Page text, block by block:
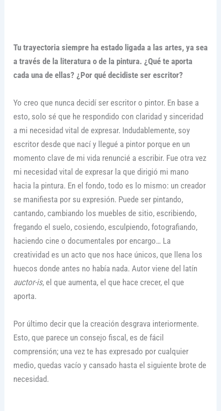
Tu trayectoria siempre ha estado ligada a las artes, ya sea
a través de la literatura o de la pintura. ¿Qué te aporta
cada una de ellas? ¿Por qué decidiste ser escritor?
Yo creo que nunca decidí ser escritor o pintor. En base a
esto, solo sé que he respondido con claridad y sinceridad
a mi necesidad vital de expresar. Indudablemente, soy
escritor desde que nací y llegué a pintor porque en un
momento clave de mi vida renuncié a escribir. Fue otra vez
mi necesidad vital de expresar la que dirigió mi mano
hacia la pintura. En el fondo, todo es lo mismo: un creador
se manifiesta por su expresión. Puede ser pintando,
cantando, cambiando los muebles de sitio, escribiendo,
fregando el suelo, cosiendo, esculpiendo, fotografiando,
haciendo cine o documentales por encargo… La
creatividad es un acto que nos hace únicos, que llena los
huecos donde antes no había nada. Autor viene del latín
auctor-is, el que aumenta, el que hace crecer, el que
aporta.
Por último decir que la creación desgrava interiormente.
Esto, que parece un consejo fiscal, es de fácil
comprensión; una vez te has expresado por cualquier
medio, quedas vacío y cansado hasta el siguiente brote de
necesidad.